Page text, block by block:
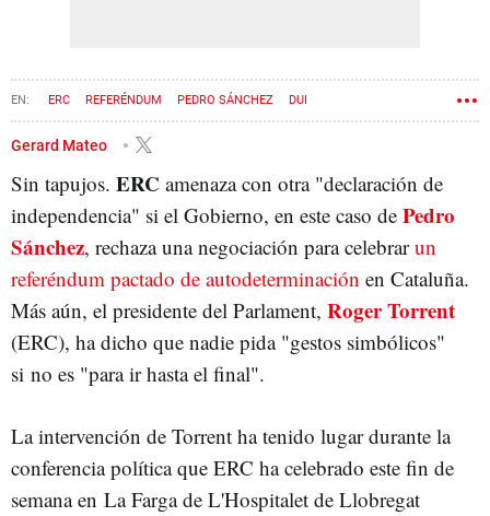
ERC REFERÉNDUM PEDRO SÁNCHEZ DUI
Gerard Mateo
Sin tapujos. ERC amenaza con otra "declaración de
independencia" si el Gobierno, en este caso de Pedro
Sánchez, rechaza una negociación para celebrarun
referéndum pactado de autodeterminación en Cataluña.
Más aún, el presidente del Parlament, Roger Torrent
(ERC), ha dicho que nadie pida "gestos simbólicos"
si no es "para ir hasta el final".
La intervención de Torrent ha tenido lugar durante la
conferencia política que ERC ha celebrado este fin de
semana en La Farga de L'Hospitalet de Llobregat